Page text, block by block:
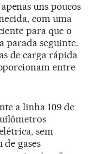
uns poucos
com uma
para que o
parada seguinte.
de carga rápida
entre
a linha 109 de
sem
de gases